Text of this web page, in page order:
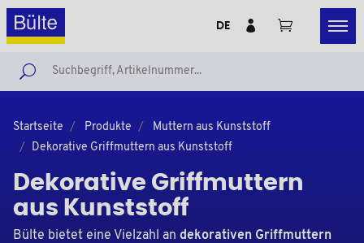
DE
Startseite Produkte
Muttern aus Kunststoff
Dekorative Griffmuttern aus Kunststoff
Dekorative Griffmuttern
aus Kunststoff
Bülte bietet eine Vielzahl an dekorativen Griffmuttern